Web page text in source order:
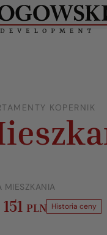
KOPERNIK
MIESZKANIA
PLN Historia ceny